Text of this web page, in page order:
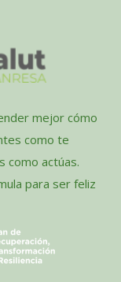
mejor cómo
como te
como actúas.
para ser feliz